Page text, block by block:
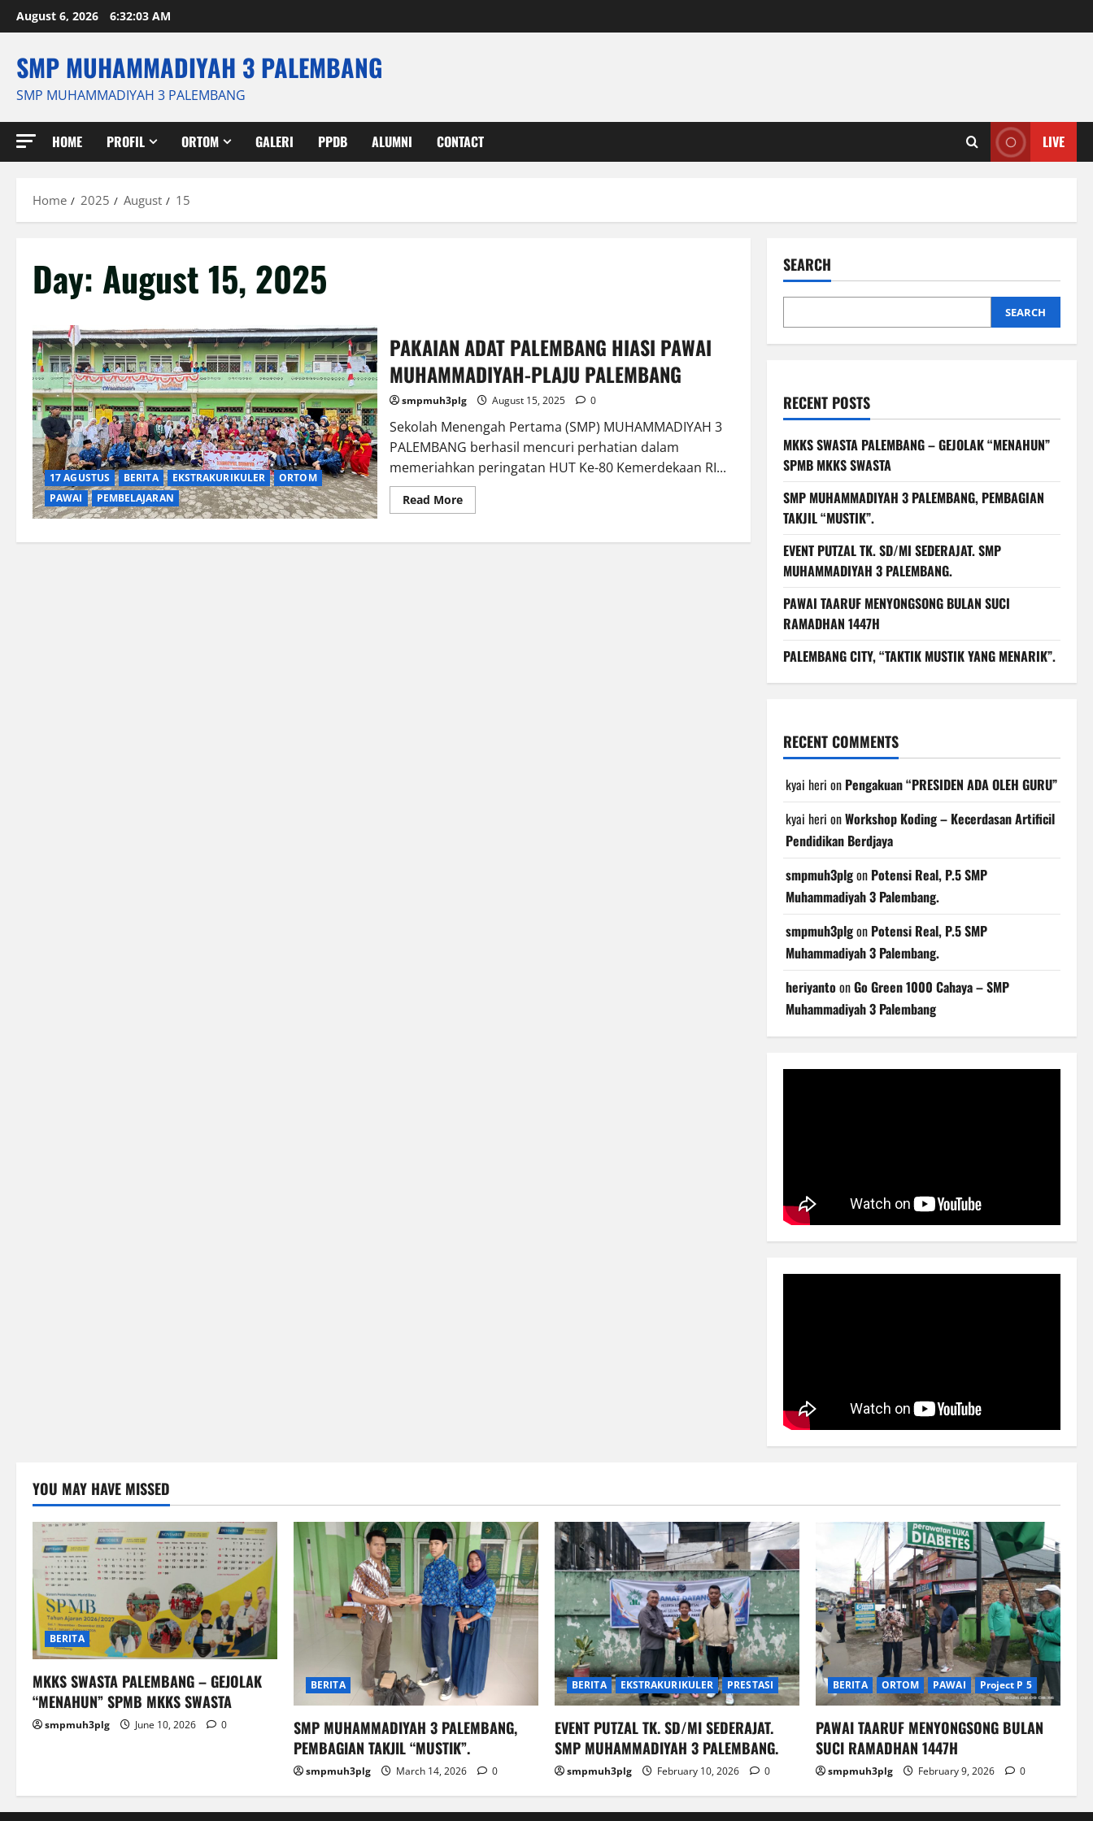
Skip
to
August 6, 2026 6:32:04 AM
SMP MUHAMMADIYAH 3 PALEMBANG
SMP MUHAMMADIYAH 3 PALEMBANG
HOME PROFIL ORTOM GALERI PPDB ALUMNI CONTACT LIVE
Home 2025 August 15
Day: August 15, 2025
17 AGUSTUS BERITA EKSTRAKURIKULER
ORTOM
PAWAI
PEMBELAJARAN
PAKAIAN ADAT PALEMBANG HIASI PAWAI
MUHAMMADIYAH-PLAJU PALEMBANG
smpmuh3plg August 15, 2025 0
Sekolah Menengah Pertama (SMP) MUHAMMADIYAH 3
PALEMBANG berhasil mencuri perhatian dalam
memeriahkan peringatan HUT Ke-80 Kemerdekaan RI...
Read MoreRead
more
ADAT
SEARCH
SEARCH
RECENT POSTS
MKKS SWASTA PALEMBANG – GEJOLAK “MENAHUN”
SPMB MKKS SWASTA
SMP MUHAMMADIYAH 3 PALEMBANG, PEMBAGIAN
TAKJIL “MUSTIK”.
EVENT PUTZAL TK. SD/MI SEDERAJAT. SMP
MUHAMMADIYAH 3 PALEMBANG.
PAWAI TAARUF MENYONGSONG BULAN SUCI
RAMADHAN 1447H
PALEMBANG CITY, “TAKTIK MUSTIK YANG MENARIK”.
RECENT COMMENTS
kyai heri on Pengakuan “PRESIDEN ADA OLEH GURU”
kyai heri onWorkshop Koding – Kecerdasan Artificil
Pendidikan Berdjaya
smpmuh3plgon Potensi Real, P.5 SMP
Muhammadiyah 3 Palembang.
smpmuh3plgon Potensi Real, P.5 SMP
Muhammadiyah 3 Palembang.
heriyantoonGo Green 1000 Cahaya – SMP
Muhammadiyah 3 Palembang
YOU MAY HAVE MISSED
BERITA
MKKS SWASTA PALEMBANG – GEJOLAK
“MENAHUN” SPMB MKKS SWASTA
smpmuh3plg June 10, 2026 0
BERITA
SMP MUHAMMADIYAH 3 PALEMBANG,
PEMBAGIAN TAKJIL “MUSTIK”.
smpmuh3plg March 14, 2026 0
BERITA EKSTRAKURIKULER PRESTASI
EVENT PUTZAL TK. SD/MI SEDERAJAT.
SMP MUHAMMADIYAH 3 PALEMBANG.
smpmuh3plg February 10, 2026 0
BERITA ORTOM PAWAI Project P 5
PAWAI TAARUF MENYONGSONG BULAN
SUCI RAMADHAN 1447H
smpmuh3plg February 9, 2026 0